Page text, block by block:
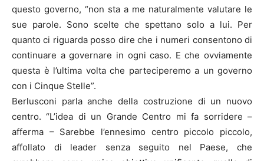
questo governo, “non sta a me naturalmente valutare le
sue parole. Sono scelte che spettano solo a lui. Per
quanto ci riguarda posso dire che i numeri consentono di
continuare a governare in ogni caso. E che ovviamente
questa è l’ultima volta che parteciperemo a un governo
con i Cinque Stelle”.
Berlusconi parla anche della costruzione di un nuovo
centro. “L’idea di un Grande Centro mi fa sorridere –
afferma – Sarebbe l’ennesimo centro piccolo piccolo,
affollato di leader senza seguito nel Paese, che